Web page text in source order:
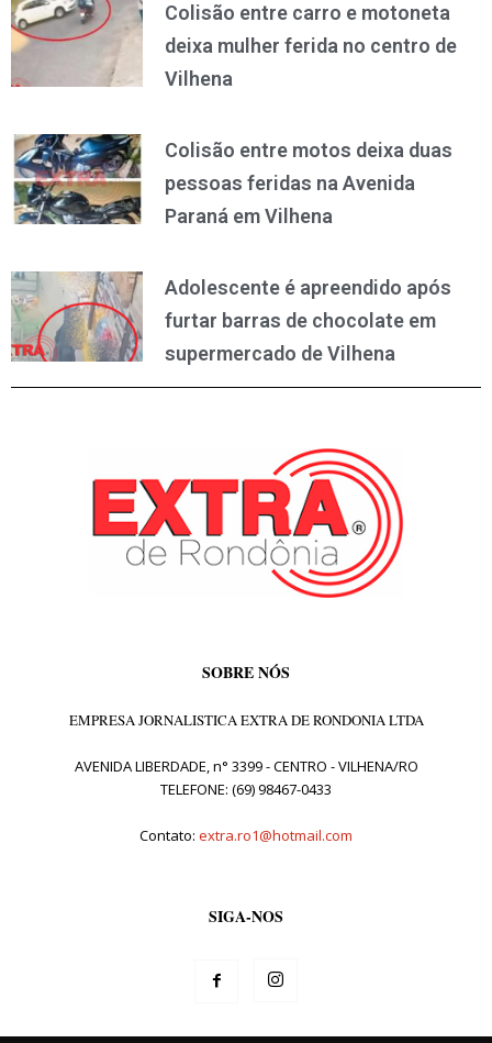
Colisão entre carro e motoneta
deixa mulher ferida no centro de
Vilhena
Colisão entre motos deixa duas
pessoas feridas na Avenida
Paraná em Vilhena
Adolescente é apreendido após
furtar barras de chocolate em
supermercado de Vilhena
SOBRE NÓS
EMPRESA JORNALISTICA EXTRA DE RONDONIA LTDA
AVENIDA LIBERDADE, n° 3399 - CENTRO - VILHENA/RO
TELEFONE: (69) 98467-0433
Contato: extra.ro1@hotmail.com
SIGA-NOS